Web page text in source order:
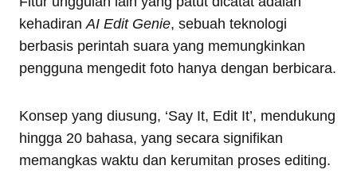
kehadiran AI Edit Genie, sebuah teknologi
berbasis perintah suara yang memungkinkan
pengguna mengedit foto hanya dengan berbicara.
Konsep yang diusung, ‘Say It, Edit It’, mendukung
hingga 20 bahasa, yang secara signifikan
memangkas waktu dan kerumitan proses editing.